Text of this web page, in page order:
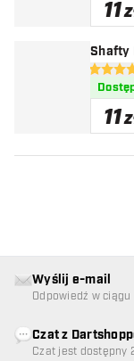
11
Shafty
5
11
Wyślij e-mail
Odpowiedź w ciągu
Czat z
Czat jest dostępny